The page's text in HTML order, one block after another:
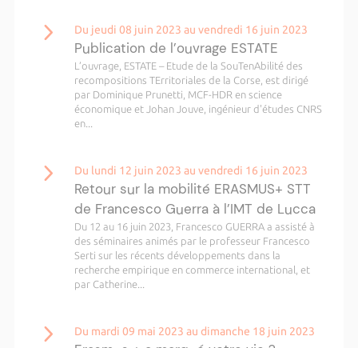
Du jeudi 08 juin 2023 au vendredi 16 juin 2023
Publication de l’ouvrage ESTATE
L’ouvrage, ESTATE – Etude de la SouTenAbilité des
recompositions TErritoriales de la Corse, est dirigé
par Dominique Prunetti, MCF-HDR en science
économique et Johan Jouve, ingénieur d'études CNRS
en...
Du lundi 12 juin 2023 au vendredi 16 juin 2023
Retour sur la mobilité ERASMUS+ STT
de Francesco Guerra à l’IMT de Lucca
Du 12 au 16 juin 2023, Francesco GUERRA a assisté à
des séminaires animés par le professeur Francesco
Serti sur les récents développements dans la
recherche empirique en commerce international, et
par Catherine...
Du mardi 09 mai 2023 au dimanche 18 juin 2023